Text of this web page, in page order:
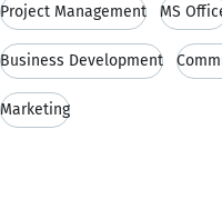
Project Management MS
Business Development
Marketing